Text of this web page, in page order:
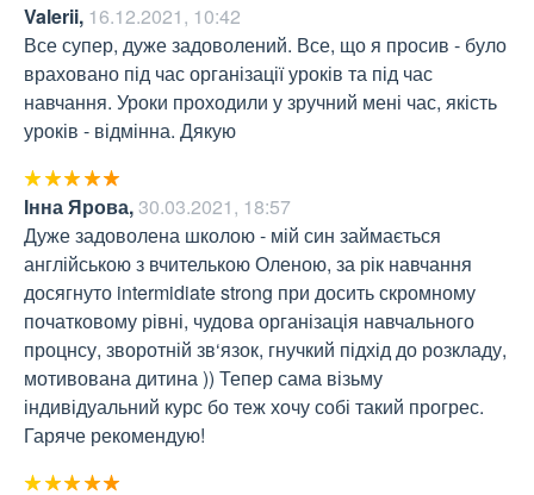
Valerii, 16.12.2021, 10:42
Все супер, дуже задоволений. Все, що я просив - було
враховано під час організації уроків та під час
навчання. Уроки проходили у зручний мені час, якість
уроків - відмінна. Дякую
Інна Ярова,30.03.2021, 18:57
Дуже задоволена школою - мій син займається
англійською з вчителькою Оленою, за рік навчання
досягнуто intermidiate strong при досить скромному
початковому рівні, чудова організація навчального
процнсу, зворотній зв‘язок, гнучкий підхід до розкладу,
мотивована дитина )) Тепер сама візьму
індивідуальний курс бо теж хочу собі такий прогрес.
Гаряче рекомендую!